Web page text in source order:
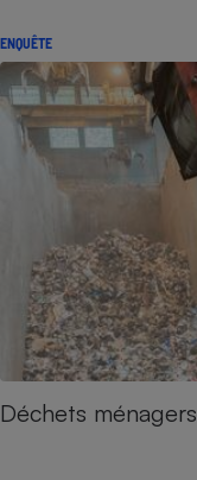
ENQUÊTE
Déchets